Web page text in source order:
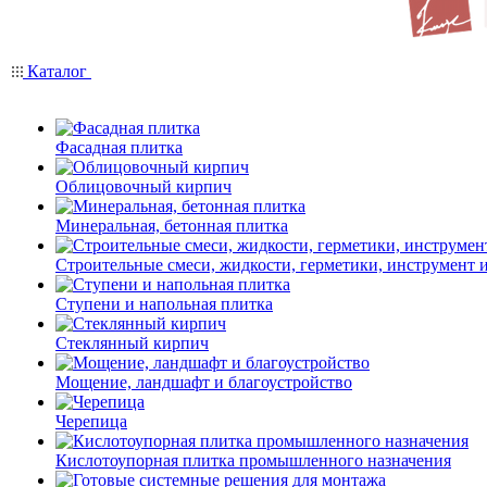
Каталог
Фасадная плитка
Облицовочный кирпич
Минеральная, бетонная плитка
Строительные смеси, жидкости, герметики, инструмент
Ступени и напольная плитка
Cтеклянный кирпич
Мощение, ландшафт и благоустройство
Черепица
Кислотоупорная плитка промышленного назначения